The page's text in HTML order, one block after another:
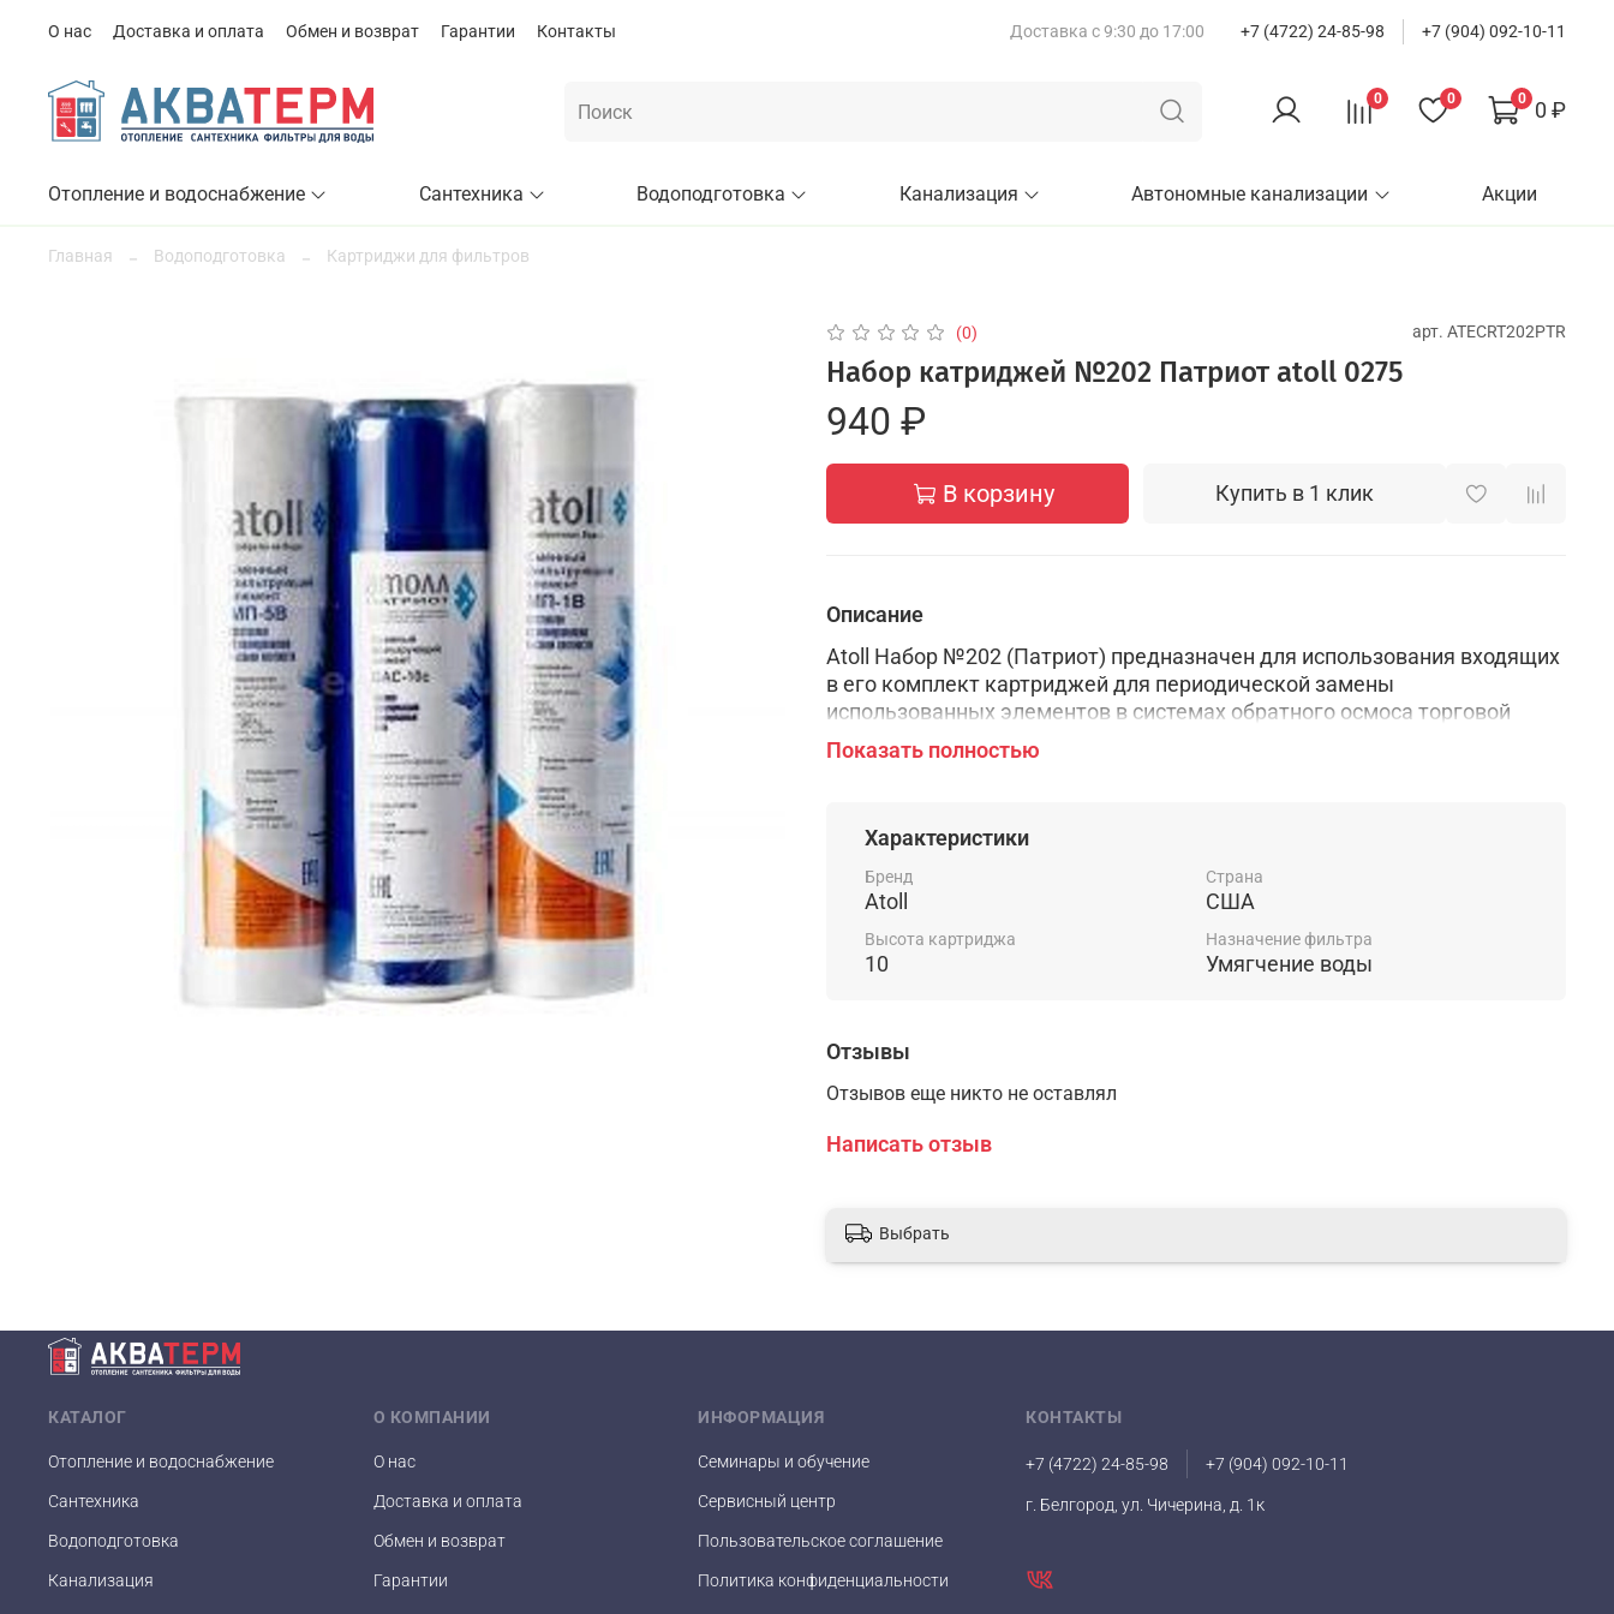
О нас Доставка и оплата Обмен и возврат Гарантии Контакты Доставка с 9:30 до 17:00 +7 (4722) 24-85-98 +7 (904) 092-10-11
0 0 0 0 ₽
Отопление и водоснабжение Сантехника Водоподготовка Канализация Автономные канализации Акции
Главная Водоподготовка Картриджи для фильтров
(0) арт. ATECRT202PTR
Набор катриджей №202 Патриот atoll 0275
940 ₽
В корзину Купить в 1 клик
Описание
Atoll Набор №202 (Патриот) предназначен для использования входящих
в его комплект картриджей для периодической замены
использованных элементов в системах обратного осмоса торговой
марки atoll.
Atoll Набор №202 (Патриот) Совместимость для моделей фильтров Atoll :
Комплектация набора Atoll Набор №202 (Патриот):Atoll A-550 (Патриот)
Показать полностью
Характеристики
Бренд
Atoll
Страна
США
Высота картриджа
10
Назначение фильтра
Умягчение воды
Отзывы
Отзывов еще никто не оставлял
Написать отзыв
Выбрать
КАТАЛОГ
Отопление и водоснабжение
Сантехника
Водоподготовка
Канализация
О КОМПАНИИ
О нас
Доставка и оплата
Обмен и возврат
Гарантии
ИНФОРМАЦИЯ
Семинары и обучение
Сервисный центр
Пользовательское соглашение
Политика конфиденциальности
КОНТАКТЫ
+7 (4722) 24-85-98 +7 (904) 092-10-11
г. Белгород, ул. Чичерина, д. 1к